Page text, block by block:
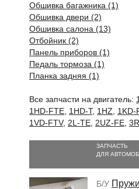
Обшивка багажника (1)
Обшивка двери (2)
Обшивка салона (13)
Отбойник (2)
Панель приборов (1)
Педаль тормоза (1)
Планка задняя (1)
Все запчасти на двигатель:
1HD-FTE 1HD-T, 1HZ
1KD-
1VD-FTV, 2L-TE 2UZ-FE
ЗАПЧАСТЬ
ДЛЯ
Б/У